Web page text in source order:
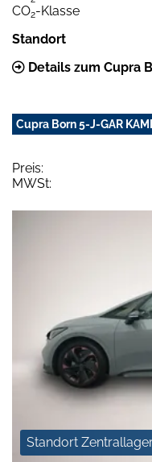
CO2-Klasse
Standort
Details zum Cupra
Cupra Born 5-J-GAR
Preis:
MWSt:
Standort